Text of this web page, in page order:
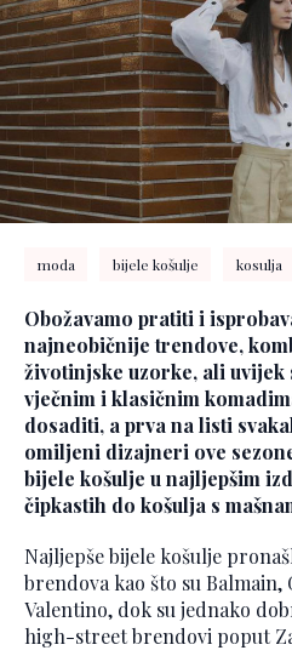
moda bijele košulje kosulja
Obožavamo pratiti i
najneobičnije trendove,
životinjske uzorke, ali
vječnim i klasičnim
dosaditi, a prva na listi
omiljeni dizajneri ove
bijele košulje u najljepšim
čipkastih do košulja s
Najljepše bijele košulje
brendova kao što su
Valentino, dok su jednako
high-street brendovi poput